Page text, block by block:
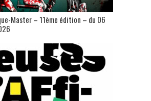
Master – 11ème édition – du 06